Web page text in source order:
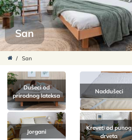
San
/ San
Dušeci od
prirodnog lateksa
Naddušeci
Jorgani
Kreveti od punog
drveta